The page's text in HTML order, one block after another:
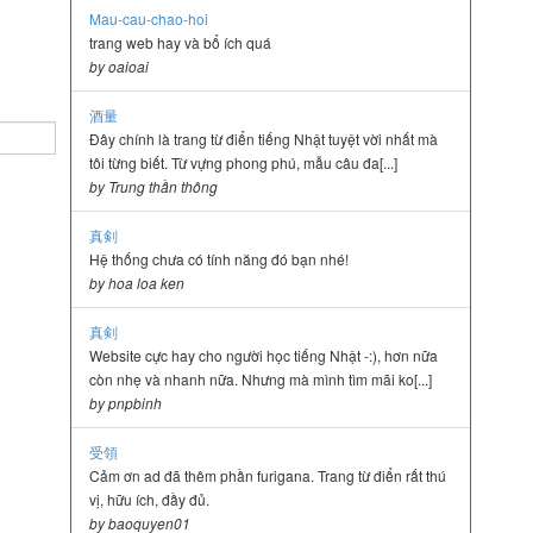
Mau-cau-chao-hoi
trang web hay và bổ ích quá
by oaioai
酒量
Đây chính là trang từ điển tiếng Nhật tuyệt vời nhất mà
tôi từng biết. Từ vựng phong phú, mẫu câu đa[...]
by Trung thần thông
真剣
Hệ thống chưa có tính năng đó bạn nhé!
by hoa loa ken
真剣
Website cực hay cho người học tiếng Nhật -:), hơn nữa
còn nhẹ và nhanh nữa. Nhưng mà mình tìm mãi ko[...]
by pnpbinh
受領
Cảm ơn ad đã thêm phần furigana. Trang từ điển rất thú
vị, hữu ích, đầy đủ.
by baoquyen01